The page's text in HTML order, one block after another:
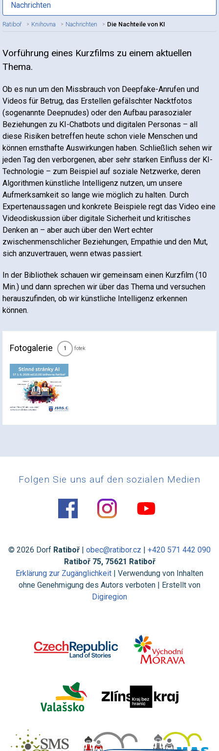
Nachrichten
Ratiboř Knihovna Nachrichten Die Nachteile von KI
Titel des Artikels
Vorführung eines Kurzfilms zu einem aktuellen
Thema.
Ob es nun um den Missbrauch von Deepfake-Anrufen und
Videos für Betrug, das Erstellen gefälschter Nacktfotos
(sogenannte Deepnudes) oder den Aufbau parasozialer
Beziehungen zu KI-Chatbots und digitalen Personas – all
diese Risiken betreffen heute schon viele Menschen und
können ernsthafte Auswirkungen haben. Schließlich sehen wir
jeden Tag den verborgenen, aber sehr starken Einfluss der KI-
Technologie – zum Beispiel auf soziale Netzwerke, deren
Algorithmen künstliche Intelligenz nutzen, um unsere
Aufmerksamkeit so lange wie möglich zu halten. Durch
Expertenaussagen und konkrete Beispiele regt das Video eine
Videodiskussion über digitale Sicherheit und kritisches
Denken an – aber auch über den Wert echter
zwischenmenschlicher Beziehungen, Empathie und den Mut,
sich anzuvertrauen, wenn etwas passiert.
In der Bibliothek schauen wir gemeinsam einen Kurzfilm (10
Min.) und dann sprechen wir über das Thema und versuchen
herauszufinden, ob wir künstliche Intelligenz erkennen
können.
Fotogalerie 1 fotek
Folgen Sie uns auf den sozialen Medien
© 2026 Dorf Ratiboř obec@ratibor.cz
+420 571 442 090
Ratiboř 75, 75621 Ratiboř
Erklärung zur Zugänglichkeit | Verwendung von Inhalten
ohne Genehmigung des Autors verboten | Erstellt von
Digiregion